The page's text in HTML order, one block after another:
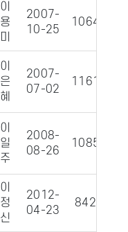
이
용
미
2007-
10-25
10645
이
은
혜
2007-
07-02
11616
이
일
주
2008-
08-26
10850
이
정
신
2012-
04-23
8428